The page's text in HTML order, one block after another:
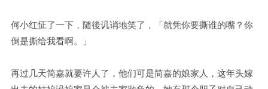
何小红怔了一下，随後讥诮地笑了，「就凭你要撕谁的嘴？你
倒是撕给我看啊。」
再过几天简嘉就要许人了，他们可是简嘉的娘家人，这年头嫁